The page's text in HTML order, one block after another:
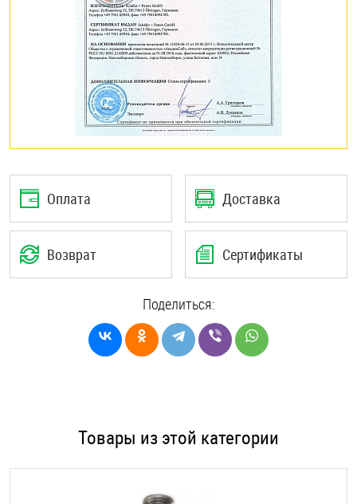
Оплата Доставка
Возврат Сертификаты
Поделиться:
Товары из этой категории